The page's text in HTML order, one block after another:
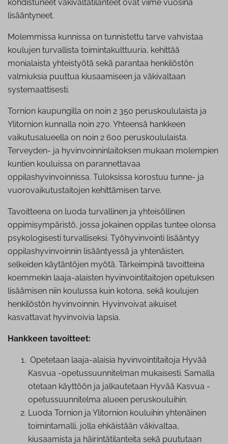
kohdistuneet väkivaltatilanteet ovat viime vuosina
lisääntyneet.
Molemmissa kunnissa on tunnistettu tarve vahvistaa
koulujen turvallista toimintakulttuuria, kehittää
monialaista yhteistyötä sekä parantaa henkilöstön
valmiuksia puuttua kiusaamiseen ja väkivaltaan
systemaattisesti.
Tornion kaupungilla on noin 2 350 peruskoululaista ja
Ylitornion kunnalla noin 270. Yhteensä hankkeen
vaikutusalueella on noin 2 600 peruskoululaista.
Terveyden- ja hyvinvoinninlaitoksen mukaan molempien
kuntien kouluissa on parannettavaa
oppilashyvinvoinnissa. Tuloksissa korostuu tunne- ja
vuorovaikutustaitojen kehittämisen tarve.
Tavoitteena on luoda turvallinen ja yhteisöllinen
oppimisympäristö, jossa jokainen oppilas tuntee olonsa
psykologisesti turvalliseksi. Työhyvinvointi lisääntyy
oppilashyvinvoinnin lisääntyessä ja yhtenäisten,
selkeiden käytäntöjen myötä. Tärkeimpinä tavoitteina
koemmekin laaja-alaisten hyvinvointitaitojen opetuksen
lisäämisen niin koulussa kuin kotona, sekä koulujen
henkilöstön hyvinvoinnin. Hyvinvoivat aikuiset
kasvattavat hyvinvoivia lapsia.
Hankkeen tavoitteet:
Opetetaan laaja-alaisia hy­vin­voin­ti­tai­to­ja Hyvää
Kasvua -ope­tus­suun­ni­tel­man mukaisesti. Samalla
otetaan käyttöön ja jal­kau­te­taan Hyvää Kasvua -
ope­tus­suun­ni­tel­ma alueen pe­rus­kou­lui­hin.
Luoda Tornion ja Ylitornion kouluihin yhtenäinen
toi­min­ta­mal­li, jolla ehkäistään väkivaltaa,
kiusaamista ja häi­rin­tä­ti­lan­tei­ta sekä puututaan